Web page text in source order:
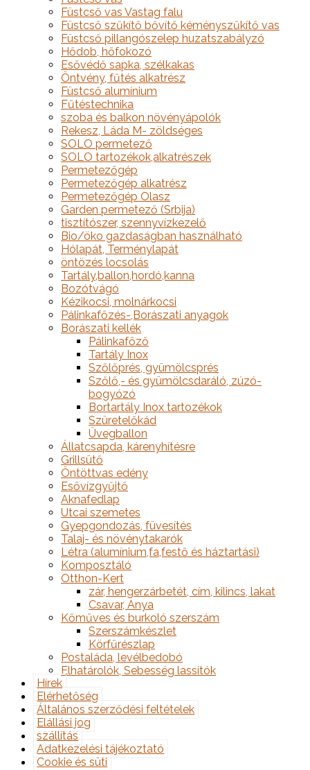
Füstcső vas Vastag falu
Füstcső szűkítő bővítő kéményszűkítő vas
Füstcső pillangószelep huzatszabályzó
Hődob, hőfokozó
Esővédő sapka, szélkakas
Öntvény, fűtés alkatrész
Füstcső alumínium
Fűtéstechnika
szoba és balkon növényápolók
Rekesz, Láda M- zöldséges
SOLO permetező
SOLO tartozékok,alkatrészek
Permetezőgép
Permetezőgép alkatrész
Permetezőgép Olasz
Garden permetező (Srbija)
tisztítószer, szennyvízkezelő
Bio/öko gazdaságban használható
Hólapát, Terménylapát
öntözés locsolás
Tartály,ballon,hordó,kanna
Bozótvágó
Kézikocsi, molnárkocsi
Pálinkafőzés-,Borászati anyagok
Borászati kellék
Pálinkafőző
Tartály Inox
Szőlőprés, gyümölcsprés
Szőlő,- és gyümölcsdaráló, zúzó-
bogyózó
Bortartály Inox tartozékok
Szüretelőkád
Üvegballon
Állatcsapda, kárenyhítésre
Grillsütő
Öntöttvas edény
Esővízgyűjtő
Aknafedlap
Utcai szemetes
Gyepgondozás, füvesítés
Talaj- és növénytakarók
Létra (alumínium,fa,festő és háztartási)
Komposztáló
Otthon-Kert
zár, hengerzárbetét, cím, kilincs, lakat
Csavar, Anya
Kőműves és burkoló szerszám
Szerszámkészlet
Körfűrészlap
Postaláda, levélbedobó
Elhatárolók, Sebesség lassítók
Hírek
Elérhetőség
Általános szerződési feltételek
Elállási jog
szállítás
Adatkezelési tájékoztató
Cookie és süti